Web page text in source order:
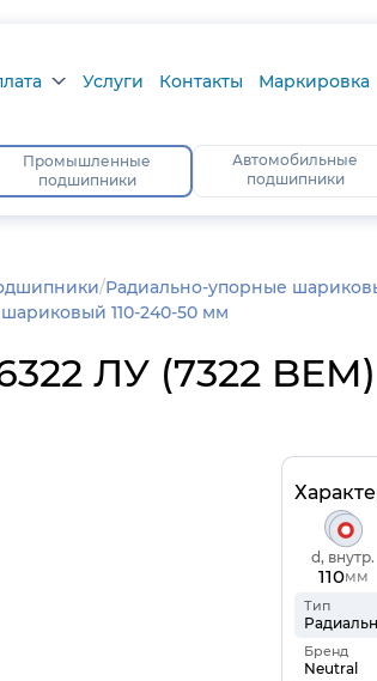
Услуги Контакты Маркировка
Промышленные
подшипники
Автомобильные
подшипники
/Радиально-упорные
110-240-50 мм
ЛУ (7322
d, внутр.
110мм
Тип
Бренд
Neutral